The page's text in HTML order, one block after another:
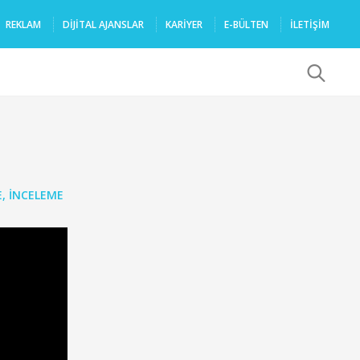
REKLAM DIJITAL AJANSLAR KARIYER E-BÜLTEN İLETİŞİM
, İNCELEME